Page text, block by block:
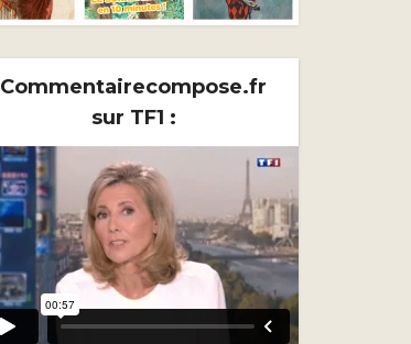
Commentairecompose.fr
sur TF1 :